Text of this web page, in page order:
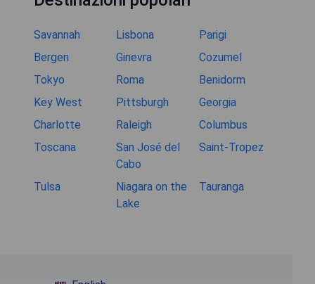
Savannah Lisbona
Parigi
Bergen
Ginevra
Cozumel
Tokyo
Roma
Benidorm
Key West
Pittsburgh
Georgia
Charlotte
Raleigh
Columbus
Toscana
San José del
Cabo
Saint-Tropez
Tulsa
Niagara on the
Lake
Tauranga